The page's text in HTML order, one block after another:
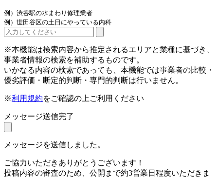
例）渋谷駅の水まわり修理業者
例）世田谷区の土日にやっている内科
※本機能は検索内容から推定されるエリアと業種に基づき、
事業者情報の検索を補助するものです。
いかなる内容の検索であっても、本機能では事業者の比較・
優劣評価・断定的判断・専門的判断は行いません。
※利用規約をご確認の上ご利用ください
メッセージ送信完了
メッセージを送信しました。
ご協力いただきありがとうございます！
投稿内容の審査のため、公開まで約3営業日程度いただきま